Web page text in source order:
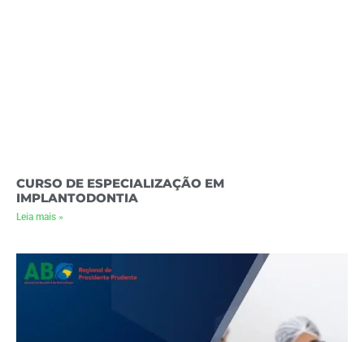
CURSO DE ESPECIALIZAÇÃO EM
IMPLANTODONTIA
Leia mais »